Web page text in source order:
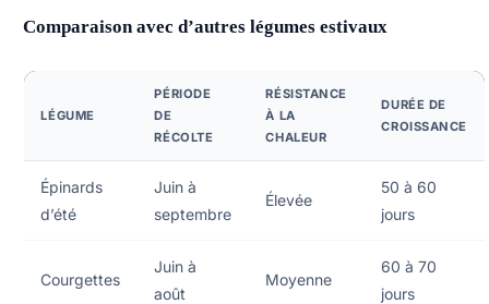
Comparaison avec d’autres légumes estivaux
LÉGUME
PÉRIODE
DE
RÉCOLTE
RÉSISTANCE
À LA
CHALEUR
DURÉE DE
CROISSANCE
Épinards
d’été
Juin à
septembre
Élevée
50 à 60
jours
Courgettes
Juin à
août
Moyenne
60 à 70
jours